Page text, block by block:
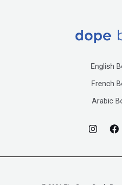
English
French
Arabic